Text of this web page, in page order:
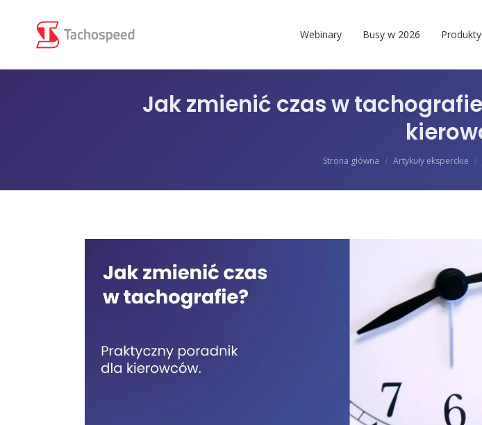
Webinary Busy w 2026 Produkty
Jak zmienić czas w
Jesteś tutaj:
Strona główna Artykuły eksperckie